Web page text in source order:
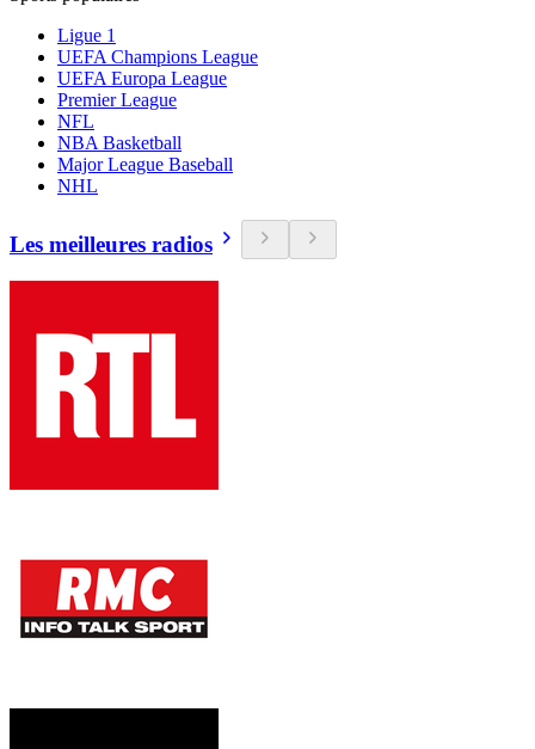
Ligue 1
UEFA Champions League
UEFA Europa League
Premier League
NFL
NBA Basketball
Major League Baseball
NHL
Les meilleures radios